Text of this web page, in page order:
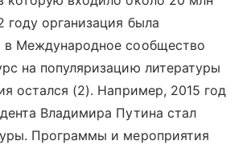
году организация была
в Международное сообщество
на популяризацию литературы
остался (2). Например, 2015 год
Владимира Путина стал
Программы и мероприятия